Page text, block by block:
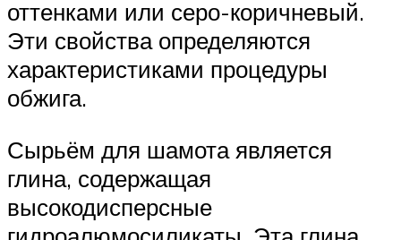
оттенками или серо-коричневый.
Эти свойства определяются
характеристиками процедуры
обжига.
Сырьём для шамота является
глина, содержащая
высокодисперсные